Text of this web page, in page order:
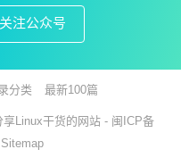
关注公众号
分类 最新100篇
享Linux干货的网站 - 闽ICP备
Sitemap